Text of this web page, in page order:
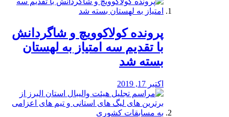
پرونده کولاکوویچ و شاگردانش
با تقدیم سه امتیاز به لهستان
بسته شد
اکتبر 17, 2019